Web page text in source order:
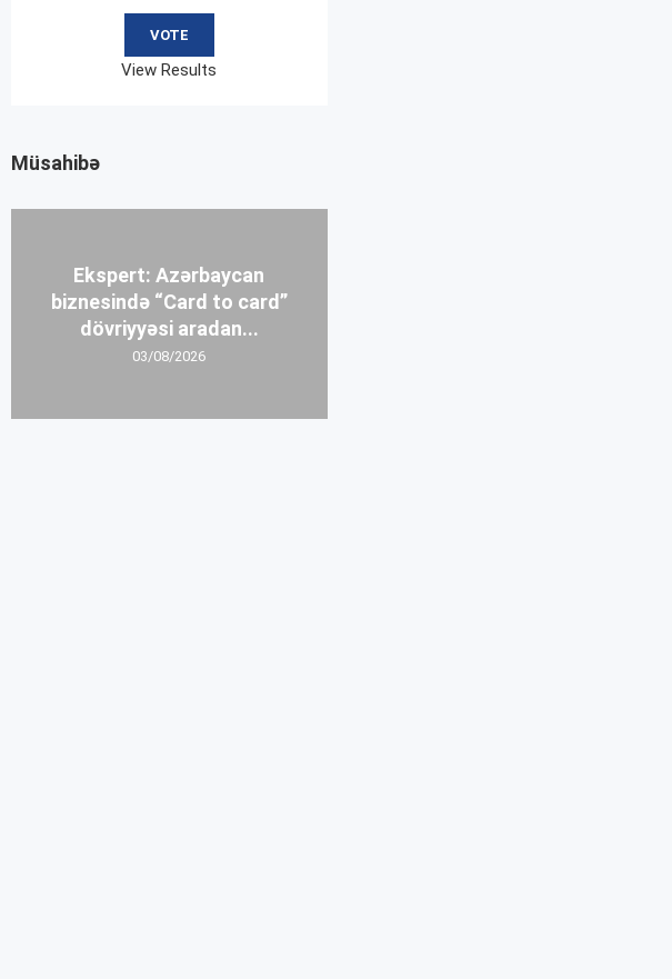
View Results
Müsahibə
Ekspert: Azərbaycan
biznesində “Card to card”
dövriyyəsi aradan...
03/08/2026